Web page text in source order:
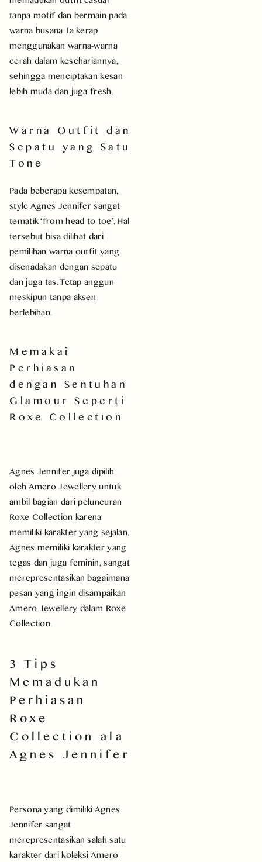
tanpa motif dan bermain pada
warna busana. Ia kerap
menggunakan warna-warna
cerah dalam kesehariannya,
sehingga menciptakan kesan
lebih muda dan juga fresh.
Warna Outfit dan
Sepatu yang Satu
Tone
Pada beberapa kesempatan,
style Agnes Jennifer sangat
tematik ‘from head to toe’. Hal
tersebut bisa dilihat dari
pemilihan warna outfit yang
disenadakan dengan sepatu
dan juga tas. Tetap anggun
meskipun tanpa aksen
berlebihan.
Memakai
Perhiasan
dengan Sentuhan
Glamour Seperti
Roxe Collection
Agnes Jennifer juga dipilih
oleh Amero Jewellery untuk
ambil bagian dari peluncuran
Roxe Collection karena
memiliki karakter yang sejalan.
Agnes memiliki karakter yang
tegas dan juga feminin, sangat
merepresentasikan bagaimana
pesan yang ingin disampaikan
Amero Jewellery dalam Roxe
Collection.
3 Tips
Memadukan
Perhiasan
Roxe
Collection ala
Agnes Jennifer
Persona yang dimiliki Agnes
Jennifer sangat
merepresentasikan salah satu
karakter dari koleksi Amero